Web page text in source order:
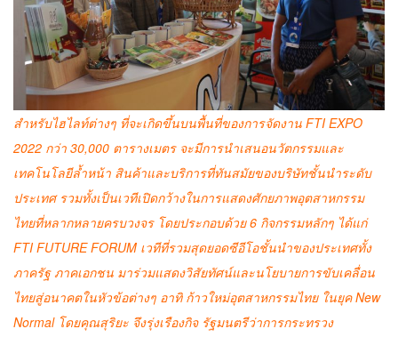
สำหรับไฮไลท์ต่างๆ ที่จะเกิดขึ้นบนพื้นที่ของการจัดงาน FTI EXPO
2022 กว่า 30,000 ตารางเมตร จะมีการนำเสนอนวัตกรรมและ
เทคโนโลยีล้ำหน้า สินค้าและบริการที่ทันสมัยของบริษัทชั้นนำระดับ
ประเทศ รวมทั้งเป็นเวทีเปิดกว้างในการแสดงศักยภาพอุตสาหกรรม
ไทยที่หลากหลายครบวงจร โดยประกอบด้วย 6 กิจกรรมหลักๆ ได้แก่
FTI FUTURE FORUM เวทีที่รวมสุดยอดซีอีโอชั้นนำของประเทศทั้ง
ภาครัฐ ภาคเอกชน มาร่วมแสดงวิสัยทัศน์และนโยบายการขับเคลื่อน
ไทยสู่อนาคตในหัวข้อต่างๆ อาทิ ก้าวใหม่อุตสาหกรรมไทย ในยุค New
Normal โดยคุณสุริยะ จึงรุ่งเรืองกิจ รัฐมนตรีว่าการกระทรวง